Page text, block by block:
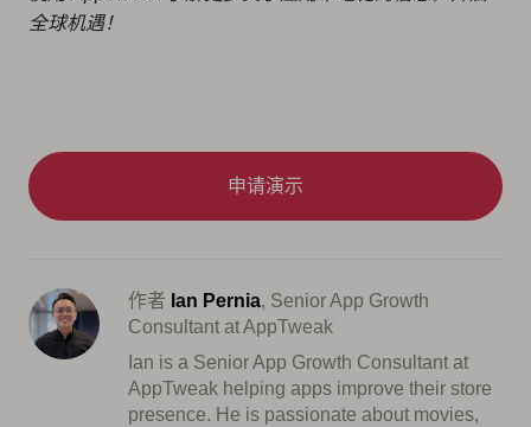
全球机遇！
申请演示
作者 Ian Pernia, Senior App Growth
Consultant at AppTweak
Ian is a Senior App Growth Consultant at
AppTweak helping apps improve their store
presence. He is passionate about movies,